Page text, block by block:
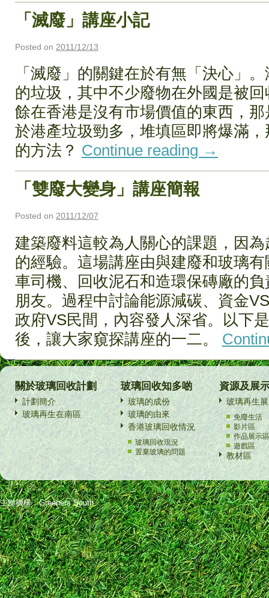
「滅廢」講座小記
Posted on 2011/12/13
「滅廢」的關鍵在於有無「決心」
的垃圾，其中不少廢物在外國是被
餘在香港是沒有市場價值的東西，
於港產垃圾勁多，堆填區即將爆滿
的方法？ Continue reading →
「雙廢大變身」講座簡報
Posted on 2011/12/07
建築廢料這較為人關心的課題，因
的經驗。這場講座由與建廢和玻璃
車司機、回收泥石和造環保磚廠的
朋友。過程中討論能源減碳、資金
政府VS民間，內容發人深省。以下
後，讓大家窺探講座的一二。
關於玻璃回收計劃
計劃簡介
玻璃再生在南區
玻璃回收知多啲
玻璃的成份
玻璃的由來
香港玻璃回收情況
玻璃回收現況
置棄玻璃的問題
資源及展
玻璃再生
免廢生活
影片區
作品展示區
遊戲區
教材區
主辦機構：Greeners South